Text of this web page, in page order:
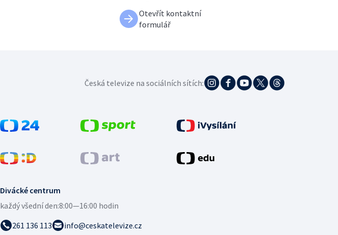
Otevřít kontaktní
formulář
Divácké centrum
každý všední den:8:00—16:00 hodin
261 136 113
info@ceskatelevize.cz
Česká televize na sociálních sítích: